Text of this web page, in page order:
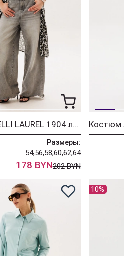
Рубашка ANELLI LAUREL 1904 лео
Размеры:
54,56,58,60,62,64
178 BYN202 BYN
10%